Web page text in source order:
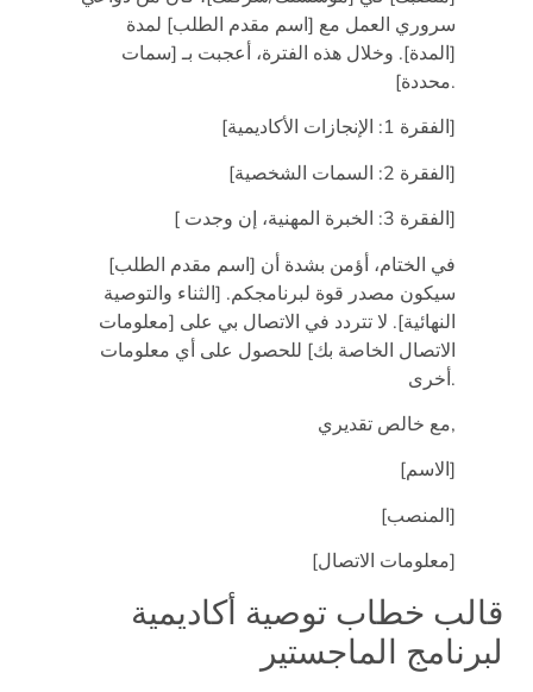
سروري العمل مع [اسم مقدم الطلب] لمدة
[المدة]. وخلال هذه الفترة، أعجبت بـ [سمات
محددة].
[الفقرة 1: الإنجازات الأكاديمية]
[الفقرة 2: السمات الشخصية]
[ الفقرة 3: الخبرة المهنية، إن وجدت]
في الختام، أؤمن بشدة أن [اسم مقدم الطلب]
سيكون مصدر قوة لبرنامجكم. [الثناء والتوصية
النهائية]. لا تتردد في الاتصال بي على [معلومات
الاتصال الخاصة بك] للحصول على أي معلومات
أخرى.
مع خالص تقديري,
[الاسم]
[المنصب]
[معلومات الاتصال]
قالب خطاب توصية أكاديمية
لبرنامج الماجستير